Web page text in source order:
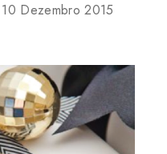
10 Dezembro 2015